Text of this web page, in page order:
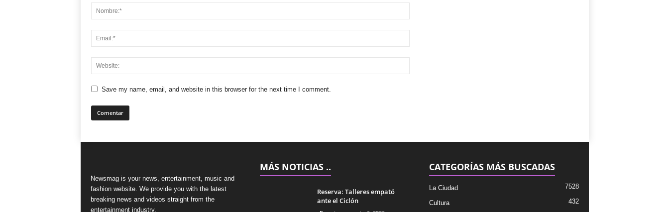
Save my name, email, and website in this browser for the next time I comment.
Newsmag is your news, entertainment, music and
fashion website. We provide you with the latest
breaking news and videos straight from the
entertainment industry.
MÁS NOTICIAS ..
Reserva: Talleres empató
ante el Ciclón
CATEGORÍAS MÁS BUSCADAS
La Ciudad 7528
Cultura 432